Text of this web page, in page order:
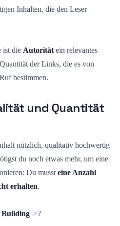
Inhalten, die den Leser
ist die Autorität ein relevantes
der Links, die es von
bestimmen.
und Quantität
nützlich, qualitativ hochwertig
du noch etwas mehr, um eine
Du musst eine Anzahl
erhalten.
Building ?